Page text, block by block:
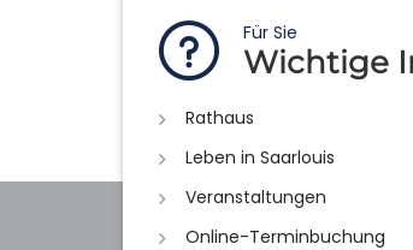
Für Sie
Wichtige
Rathaus
Leben in Saarlouis
Veranstaltungen
Online-Terminbuchung